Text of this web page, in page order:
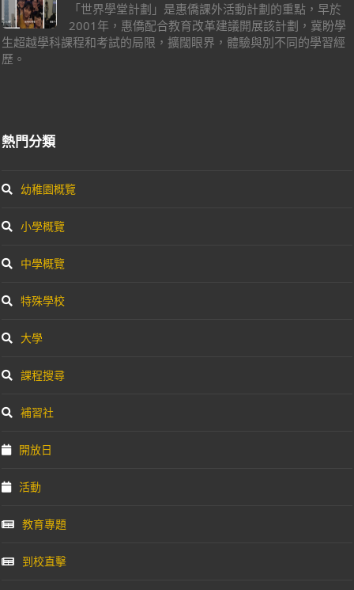
「世界學堂計劃」是惠僑課外活動計劃的重點，早於
2001年，惠僑配合教育改革建議開展該計劃，冀盼學
生超越學科課程和考試的局限，擴闊眼界，體驗與別不同的學習經
歷。
熱門分類
幼稚園概覽
小學概覽
中學概覽
特殊學校
大學
課程搜尋
補習社
開放日
活動
教育專題
到校直擊